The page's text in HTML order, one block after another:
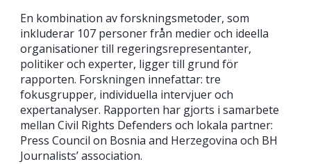
En kombination av forskningsmetoder, som
inkluderar 107 personer från medier och ideella
organisationer till regeringsrepresentanter,
politiker och experter, ligger till grund för
rapporten. Forskningen innefattar: tre
fokusgrupper, individuella intervjuer och
expertanalyser. Rapporten har gjorts i samarbete
mellan Civil Rights Defenders och lokala partner:
Press Council on Bosnia and Herzegovina och BH
Journalists’ association.